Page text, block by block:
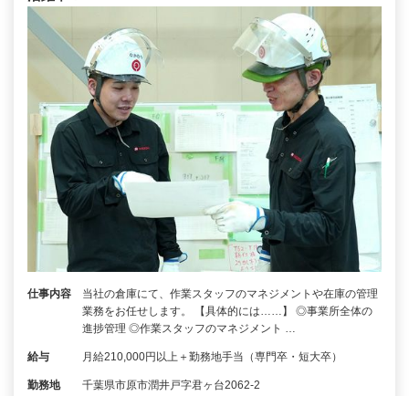
仕事内容
当社の倉庫にて、作業スタッフのマネジメントや在庫の管理
業務をお任せします。 【具体的には……】 ◎事業所全体の
進捗管理 ◎作業スタッフのマネジメント …
給与 月給210,000円以上＋勤務地手当（専門卒・短大卒）
勤務地 千葉県市原市潤井戸字君ヶ台2062-2